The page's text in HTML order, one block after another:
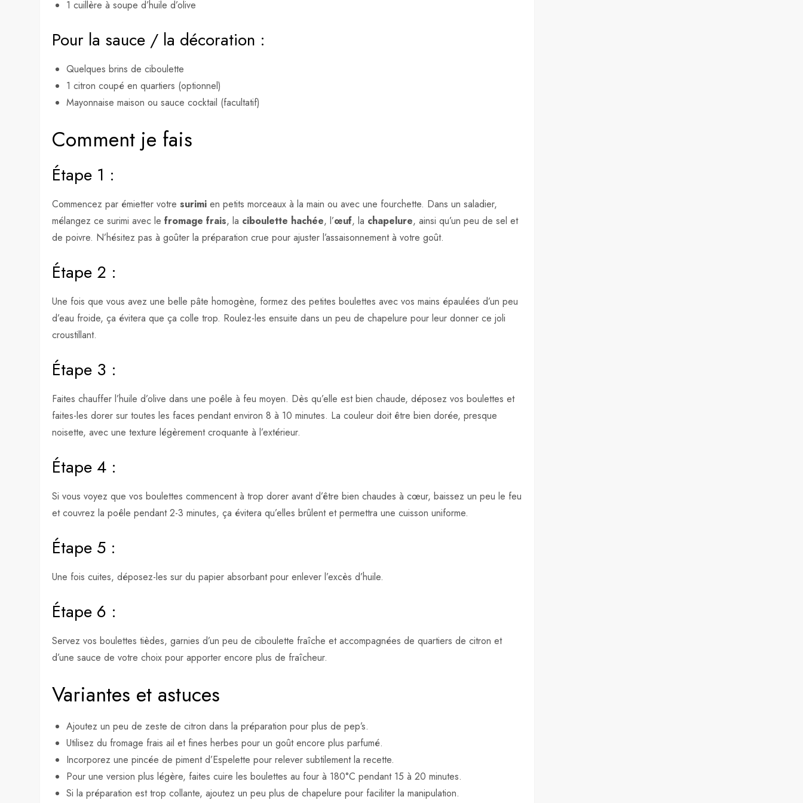
1 cuillère à soupe d’huile d’olive
Pour la sauce / la décoration :
Quelques brins de ciboulette
1 citron coupé en quartiers (optionnel)
Mayonnaise maison ou sauce cocktail (facultatif)
Comment je fais
Étape 1 :
Commencez par émietter votresurimi en petits morceaux à la main ou avec une fourchette. Dans un saladier,
mélangez ce surimi avec lefromage frais, la ciboulette hachée, l’œuf, la chapelure, ainsi qu’un peu de sel et
de poivre. N’hésitez pas à goûter la préparation crue pour ajuster l’assaisonnement à votre goût.
Étape 2 :
Une fois que vous avez une belle pâte homogène, formez des petites boulettes avec vos mains épaulées d’un peu
d’eau froide, ça évitera que ça colle trop. Roulez-les ensuite dans un peu de chapelure pour leur donner ce joli
croustillant.
Étape 3 :
Faites chauffer l’huile d’olive dans une poêle à feu moyen. Dès qu’elle est bien chaude, déposez vos boulettes et
faites-les dorer sur toutes les faces pendant environ 8 à 10 minutes. La couleur doit être bien dorée, presque
noisette, avec une texture légèrement croquante à l’extérieur.
Étape 4 :
Si vous voyez que vos boulettes commencent à trop dorer avant d’être bien chaudes à cœur, baissez un peu le feu
et couvrez la poêle pendant 2-3 minutes, ça évitera qu’elles brûlent et permettra une cuisson uniforme.
Étape 5 :
Une fois cuites, déposez-les sur du papier absorbant pour enlever l’excès d’huile.
Étape 6 :
Servez vos boulettes tièdes, garnies d’un peu de ciboulette fraîche et accompagnées de quartiers de citron et
d’une sauce de votre choix pour apporter encore plus de fraîcheur.
Variantes et astuces
Ajoutez un peu de zeste de citron dans la préparation pour plus de pep’s.
Utilisez du fromage frais ail et fines herbes pour un goût encore plus parfumé.
Incorporez une pincée de piment d’Espelette pour relever subtilement la recette.
Pour une version plus légère, faites cuire les boulettes au four à 180°C pendant 15 à 20 minutes.
Si la préparation est trop collante, ajoutez un peu plus de chapelure pour faciliter la manipulation.